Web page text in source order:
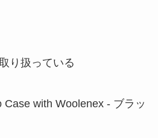
り扱っている
Case with Woolenex - ブラッ